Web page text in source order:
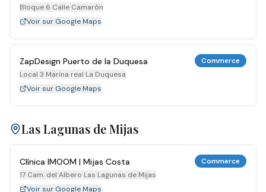
Bloque 6 Calle Camarón
Voir sur Google Maps
ZapDesign Puerto de la Duquesa
Local 3 Marina real La Duquesa
Commerce
Voir sur Google Maps
Las Lagunas de Mijas
Clínica IMOOM | Mijas Costa
17 Cam. del Albero Las Lagunas de Mijas
Commerce
Voir sur Google Maps